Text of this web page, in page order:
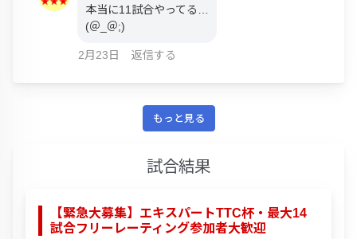
本当に11試合やってる…
(＠_＠;)
2月23日 返信する
もっと見る
試合結果
【緊急大募集】エキスパートTTC杯・最大14
試合フリーレーティング参加者大歓迎